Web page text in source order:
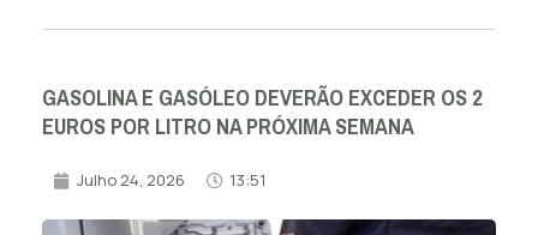
GASOLINA E GASÓLEO DEVERÃO EXCEDER OS 2
EUROS POR LITRO NA PRÓXIMA SEMANA
Julho 24, 2026 13:51